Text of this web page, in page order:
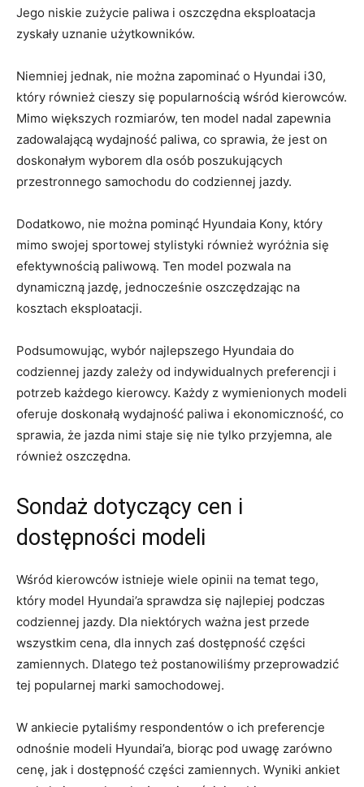
Jego niskie zużycie paliwa i oszczędna eksploatacja
zyskały uznanie⁤ użytkowników.
Niemniej jednak, nie można zapominać o Hyundai i30,
który również cieszy się popularnością wśród kierowców.⁤
Mimo większych rozmiarów, ten model nadal zapewnia
zadowalającą wydajność paliwa, co sprawia, że jest on
doskonałym wyborem⁣ dla ⁢osób poszukujących
przestronnego samochodu do codziennej jazdy.
Dodatkowo, nie można pominąć‍ Hyundaia Kony, który
mimo‌ swojej sportowej stylistyki również wyróżnia się
efektywnością paliwową. Ten ‌model⁣ pozwala na
dynamiczną ⁣jazdę, jednocześnie oszczędzając na
kosztach eksploatacji.
Podsumowując, wybór najlepszego ⁣Hyundaia do
codziennej jazdy zależy od indywidualnych preferencji i
potrzeb każdego kierowcy. Każdy z wymienionych modeli
oferuje doskonałą wydajność paliwa i ‍ekonomiczność, co
sprawia, że jazda nimi staje się⁢ nie ‍tylko przyjemna, ale
również oszczędna.
Sondaż dotyczący cen i
dostępności modeli
Wśród kierowców istnieje wiele opinii na temat tego,
który model Hyundai’a sprawdza się najlepiej podczas
codziennej jazdy. Dla niektórych ważna jest przede
wszystkim cena, dla innych zaś dostępność⁤ części
zamiennych.​ Dlatego też postanowiliśmy przeprowadzić
tej popularnej marki samochodowej.
W ankiecie pytaliśmy respondentów o ich preferencje ​
odnośnie modeli Hyundai’a, biorąc pod uwagę zarówno
cenę, jak i dostępność części zamiennych.‍ Wyniki ankiet